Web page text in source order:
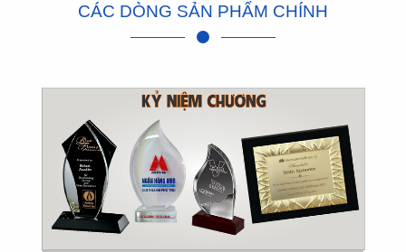
CÁC DÒNG SẢN PHẨM CHÍNH